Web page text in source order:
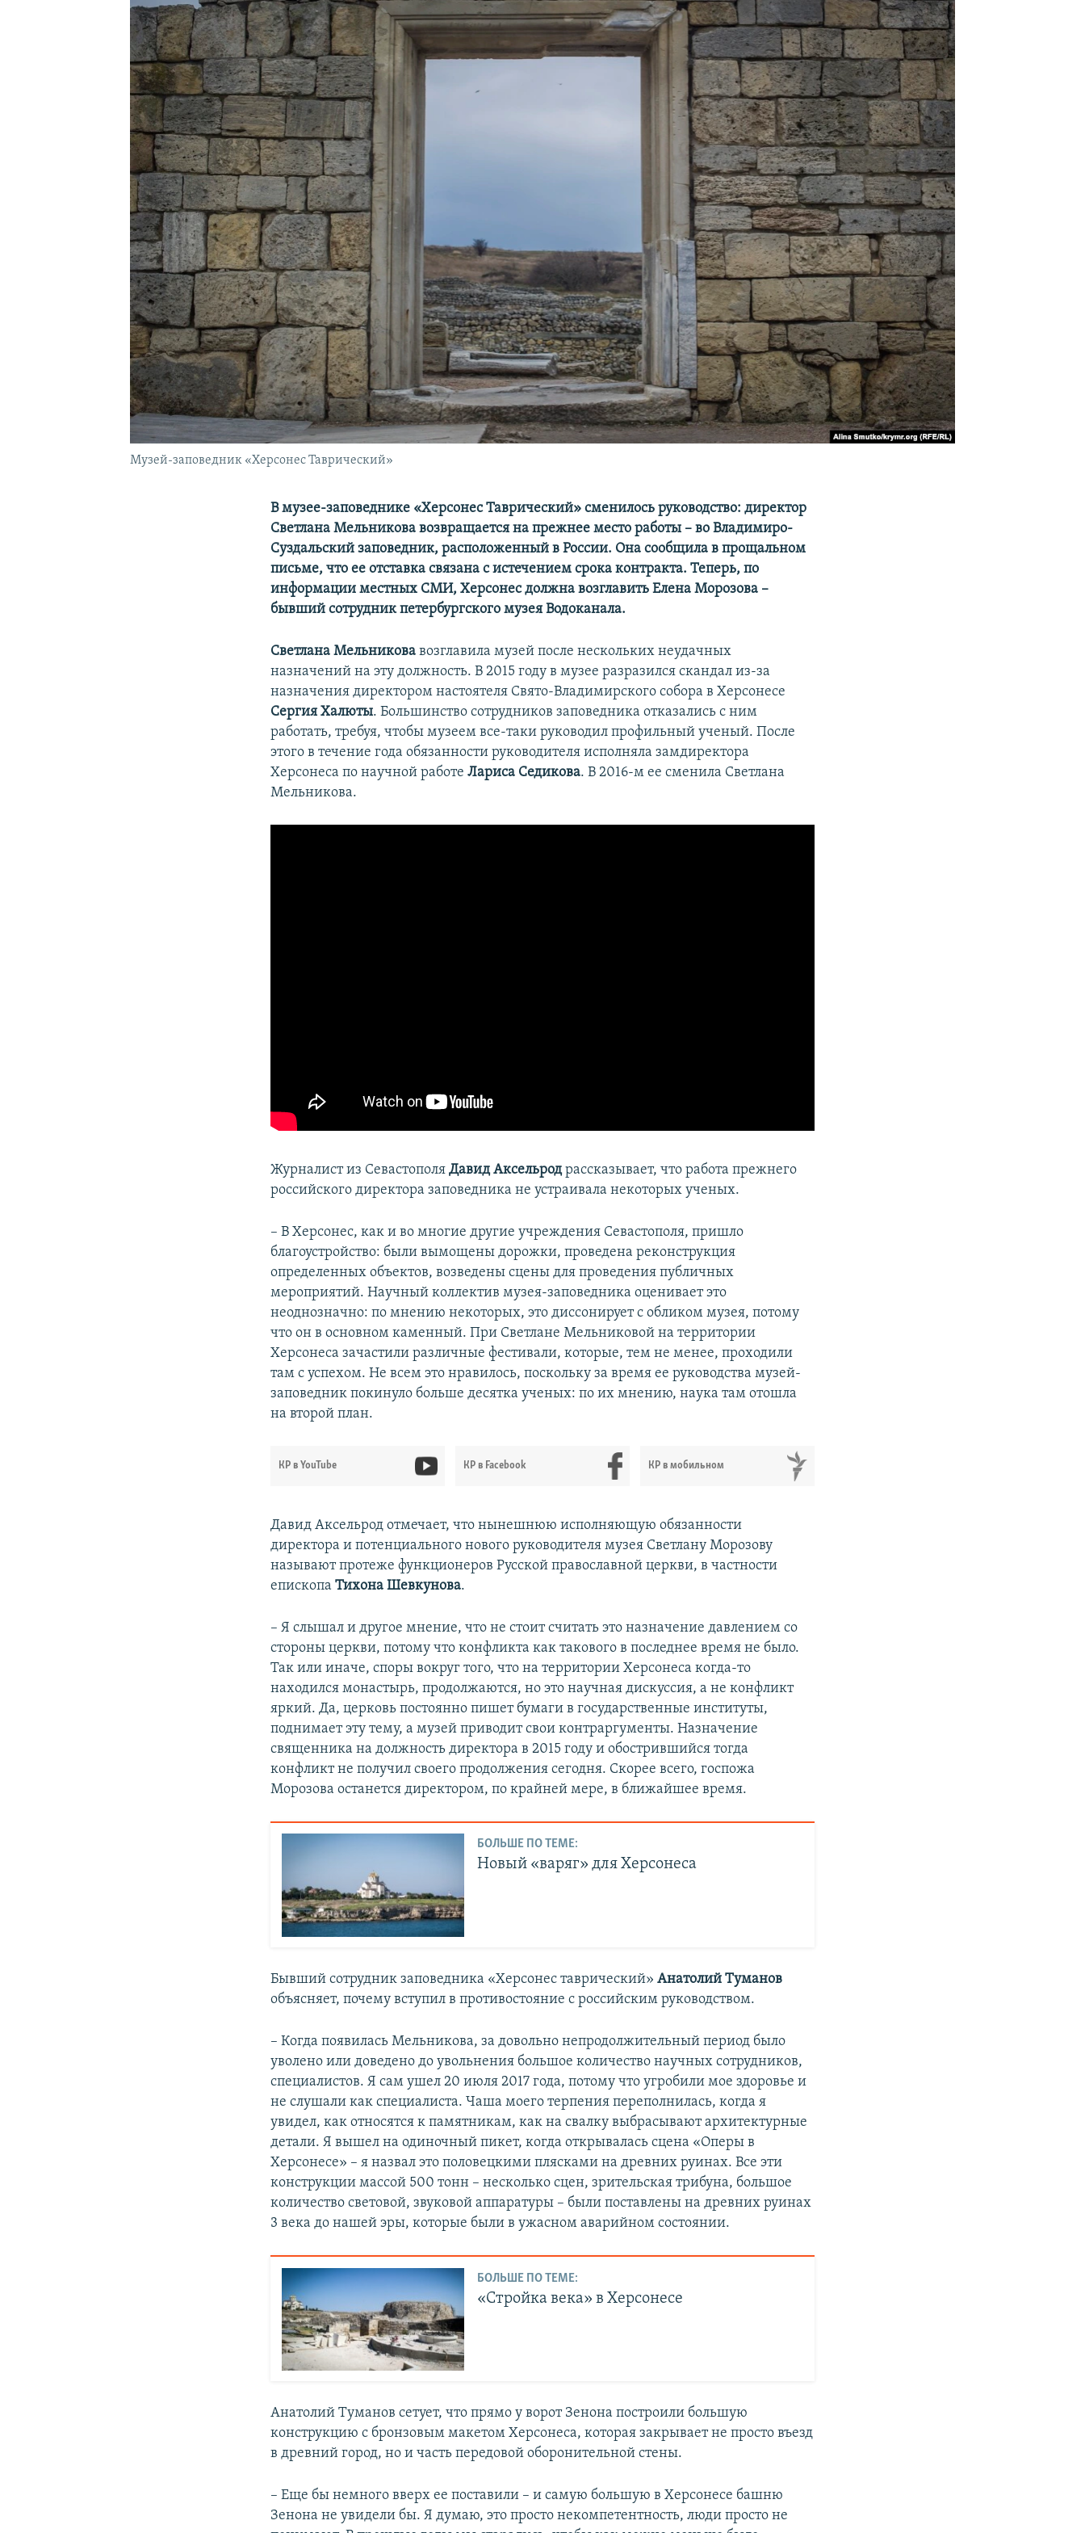
КРЫМ.НЕПОКОРЕННЫЙ
УКРАИНСКАЯ ПРОБЛЕМА КРЫМА
Музей-заповедник «Херсонес Таврический»
В музее-заповеднике «Херсонес Таврический» сменилось руководство: директор
Светлана Мельникова возвращается на прежнее место работы – во Владимиро-
Суздальский заповедник, расположенный в России. Она сообщила в прощальном
письме, что ее отставка связана с истечением срока контракта. Теперь, по
информации местных СМИ, Херсонес должна возглавить Елена Морозова –​
бывший сотрудник петербургского музея Водоканала.
Светлана Мельникова возглавила музей после нескольких неудачных
назначений на эту должность. В 2015 году в музее разразился скандал из-за
назначения директором настоятеля Свято-Владимирского собора в Херсонесе
Сергия Халюты. Большинство сотрудников заповедника отказались с ним
работать, требуя, чтобы музеем все-таки руководил профильный ученый. После
этого в течение года обязанности руководителя исполняла замдиректора
Херсонеса по научной работеЛариса Седикова. В 2016-м ее сменила Светлана
Мельникова.
Журналист из СевастополяДавид Аксельродрассказывает, что работа прежнего
российского директора заповедника не устраивала некоторых ученых.
– В Херсонес, как и во многие другие учреждения Севастополя, пришло
благоустройство: были вымощены дорожки, проведена реконструкция
определенных объектов, возведены сцены для проведения публичных
мероприятий. Научный коллектив музея-заповедника оценивает это
неоднозначно: по мнению некоторых, это диссонирует с обликом музея, потому
что он в основном каменный. При Светлане Мельниковой на территории
Херсонеса зачастили различные фестивали, которые, тем не менее, проходили
там с успехом. Не всем это нравилось, поскольку за время ее руководства музей-
заповедник покинуло больше десятка ученых: по их мнению, наука там отошла
на второй план.
КР в YouTube КР в Facebook КР в мобильном
Давид Аксельрод отмечает, что нынешнюю исполняющую обязанности
директора и потенциального нового руководителя музея Светлану Морозову
называют протеже функционеров Русской православной церкви, в частности
епископа Тихона Шевкунова.
– Я слышал и другое мнение, что не стоит считать это назначение давлением со
стороны церкви, потому что конфликта как такового в последнее время не было.
Так или иначе, споры вокруг того, что на территории Херсонеса когда-то
находился монастырь, продолжаются, но это научная дискуссия, а не конфликт
яркий. Да, церковь постоянно пишет бумаги в государственные институты,
поднимает эту тему, а музей приводит свои контраргументы. Назначение
священника на должность директора в 2015 году и обострившийся тогда
конфликт не получил своего продолжения сегодня. Скорее всего, госпожа
Морозова останется директором, по крайней мере, в ближайшее время.
БОЛЬШЕ ПО ТЕМЕ:
Новый «варяг» для Херсонеса
Бывший сотрудник заповедника «Херсонес таврический»Анатолий Туманов
объясняет, почему вступил в противостояние с российским руководством.
– Когда появилась Мельникова, за довольно непродолжительный период было
уволено или доведено до увольнения большое количество научных сотрудников,
специалистов. Я сам ушел 20 июля 2017 года, потому что угробили мое здоровье и
не слушали как специалиста. Чаша моего терпения переполнилась, когда я
увидел, как относятся к памятникам, как на свалку выбрасывают архитектурные
детали. Я вышел на одиночный пикет, когда открывалась сцена «Оперы в
Херсонесе» – я назвал это половецкими плясками на древних руинах. Все эти
конструкции массой 500 тонн – несколько сцен, зрительская трибуна, большое
количество световой, звуковой аппаратуры – были поставлены на древних руинах
3 века до нашей эры, которые были в ужасном аварийном состоянии.
БОЛЬШЕ ПО ТЕМЕ:
«Стройка века» в Херсонесе
Анатолий Туманов сетует, что прямо у ворот Зенона построили большую
конструкцию с бронзовым макетом Херсонеса, которая закрывает не просто въезд
в древний город, но и часть передовой оборонительной стены.
– Еще бы немного вверх ее поставили – и самую большую в Херсонесе башню
Зенона не увидели бы. Я думаю, это просто некомпетентность, люди просто не